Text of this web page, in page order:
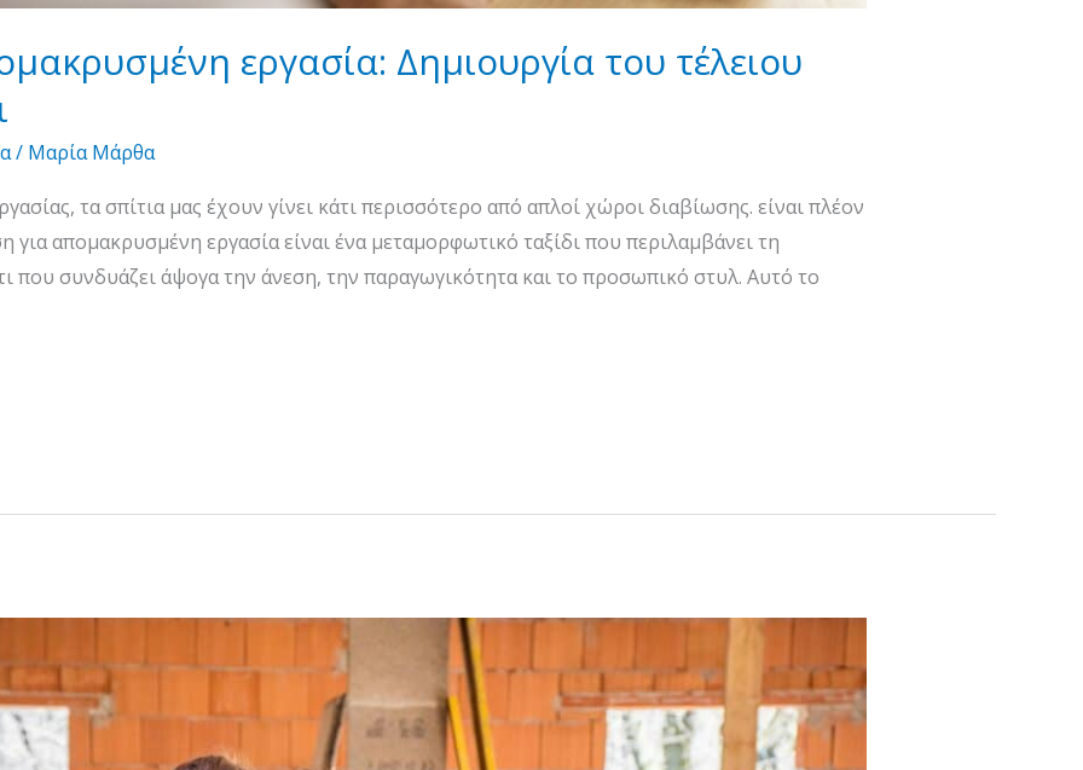
εργασία: Δημιουργία του τέλειου
/ Μαρία Μάρθα
τα σπίτια μας έχουν γίνει κάτι περισσότερο από απλοί χώροι διαβίωσης. είναι πλέον
για απομακρυσμένη εργασία είναι ένα μεταμορφωτικό ταξίδι που περιλαμβάνει τη
που συνδυάζει άψογα την άνεση, την παραγωγικότητα και το προσωπικό στυλ. Αυτό το